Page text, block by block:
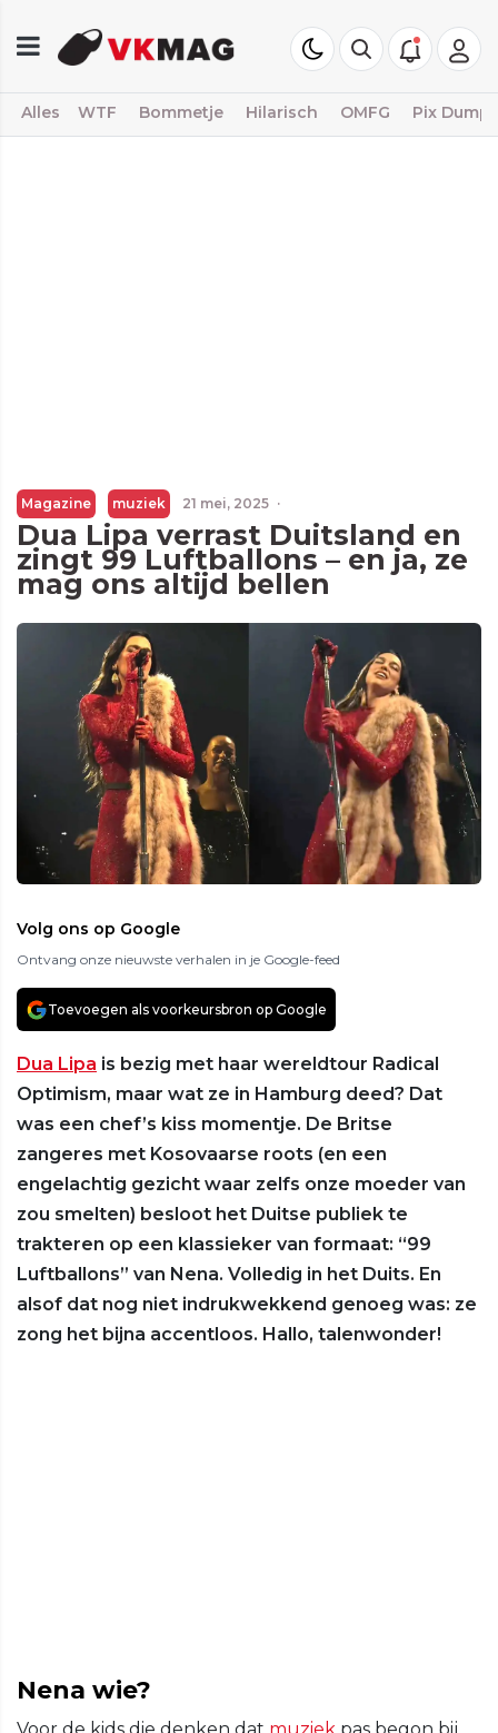
Alles WTF Bommetje Hilarisch OMFG Pix Dump
Magazine muziek 21 mei, 2025 ·
Dua Lipa verrast Duitsland en
zingt 99 Luftballons – en ja, ze
mag ons altijd bellen
Volg ons op Google
Ontvang onze nieuwste verhalen in je Google-feed
Toevoegen als voorkeursbron op Google
Dua Lipa is bezig met haar wereldtour Radical
Optimism, maar wat ze in Hamburg deed? Dat
was een chef’s kiss momentje. De Britse
zangeres met Kosovaarse roots (en een
engelachtig gezicht waar zelfs onze moeder van
zou smelten) besloot het Duitse publiek te
trakteren op een klassieker van formaat: “99
Luftballons” van Nena. Volledig in het Duits. En
alsof dat nog niet indrukwekkend genoeg was: ze
zong het bijna accentloos. Hallo, talenwonder!
Nena wie?